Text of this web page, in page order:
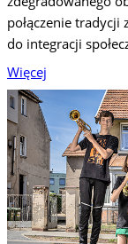
połączenie
do integracji
Więcej